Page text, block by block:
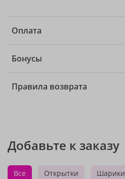
Оплата
Бонусы
Правила возврата
Добавьте к заказу
Все Открытки Шарики